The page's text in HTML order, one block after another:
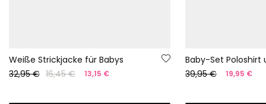
Weiße Strickjacke für Babys
32,95 € 16,45 € 13,15 € 39,95 € 19,95 €